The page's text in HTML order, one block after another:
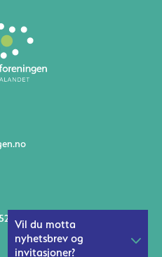
Vil du motta
nyhetsbrev og
invitasjoner?
5535 Haugesund